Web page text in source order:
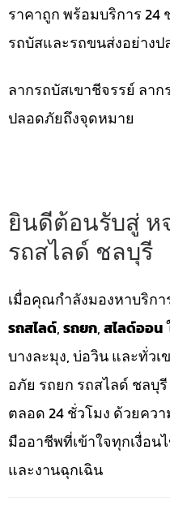
ราคาถูก พร้อมบริการ 24
รถบัสและรถขนส่งอย่าง
ลากรถบัสเขาชีจรรย์ ลา
ปลอดภัยถึงจุดหมาย
ยินดีต้อนรับสู่ ห
รถสไลด์ ชลบุรี
เมื่อคุณกำลังมองหาบริกา
รถสไลด์,รถยก,สไลด์ออน
บางละมุง, บ่อวิน และทั่ว
อภัย รถยก รถสไลด์ ชล
ตลอด 24 ชั่วโมง ด้วยคว
มืออาชีพที่เข้าใจทุกเงื่อ
และงานฉุกเฉิน